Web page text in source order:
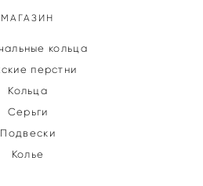
МАГАЗИН
кольца
перстни
Кольца
Серьги
Подвески
Колье